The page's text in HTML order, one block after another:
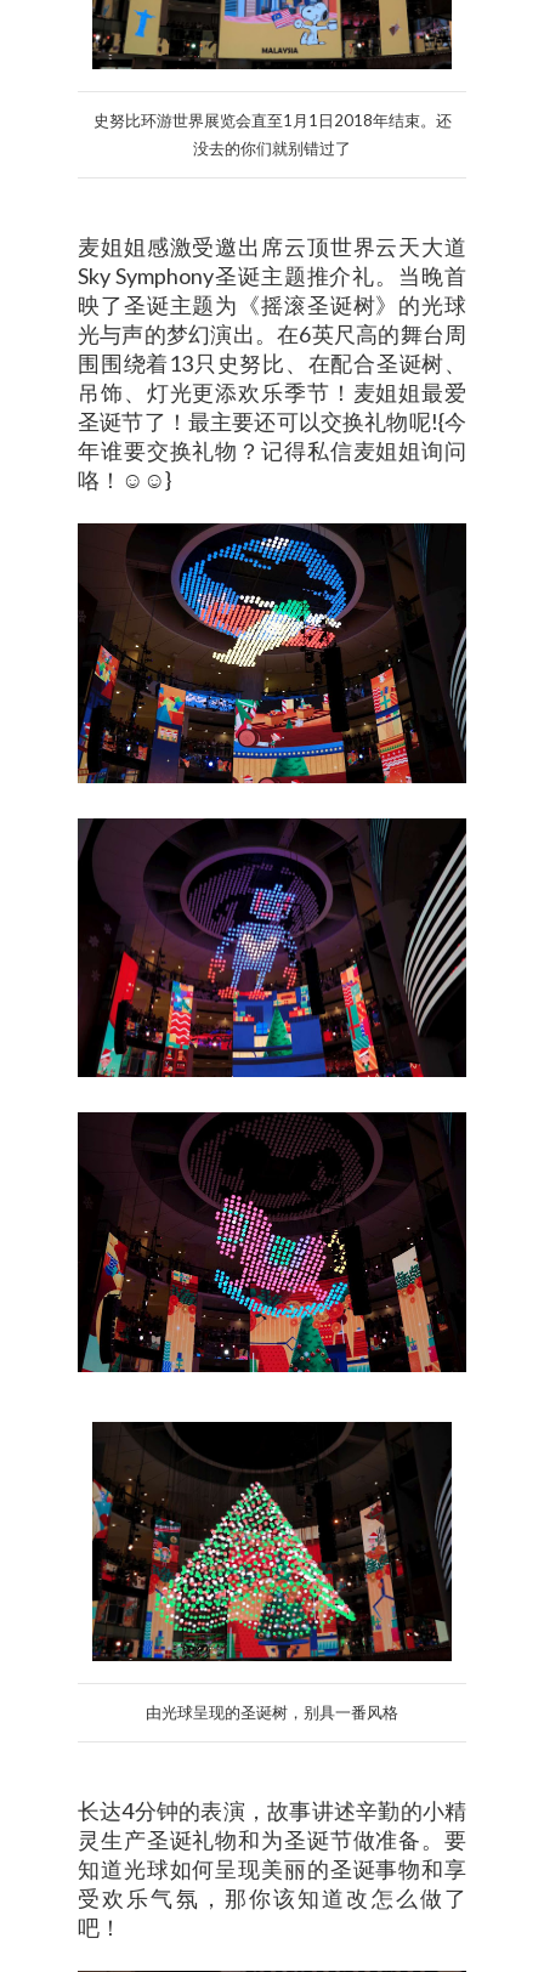
史努比环游世界展览会直至1月1日2018年结束。还
没去的你们就别错过了
麦姐姐感激受邀出席云顶世界云天大道
Sky Symphony圣诞主题推介礼。当晚首
映了圣诞主题为《摇滚圣诞树》的光球
光与声的梦幻演出。在6英尺高的舞台周
围围绕着13只史努比、在配合圣诞树、
吊饰、灯光更添欢乐季节！麦姐姐最爱
圣诞节了！最主要还可以交换礼物呢!{今
年谁要交换礼物？记得私信麦姐姐询问
咯！☺☺}
由光球呈现的圣诞树，别具一番风格
长达4分钟的表演，故事讲述辛勤的小精
灵生产圣诞礼物和为圣诞节做准备。要
知道光球如何呈现美丽的圣诞事物和享
受欢乐气氛，那你该知道改怎么做了
吧！